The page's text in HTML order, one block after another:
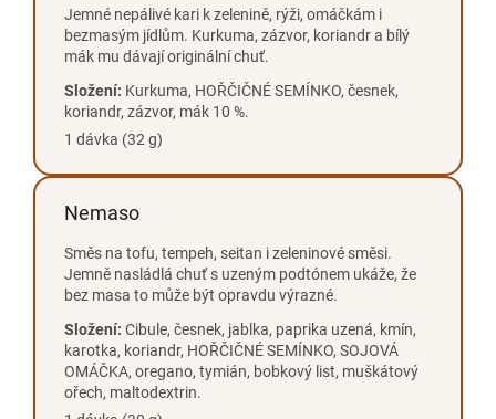
Jemné nepálivé kari k zelenině, rýži, omáčkám i
bezmasým jídlům. Kurkuma, zázvor, koriandr a bílý
mák mu dávají originální chuť.
Složení: Kurkuma, HOŘČIČNÉ SEMÍNKO, česnek,
koriandr, zázvor, mák 10 %.
1 dávka (32 g)
Nemaso
Směs na tofu, tempeh, seitan i zeleninové směsi.
Jemně nasládlá chuť s uzeným podtónem ukáže, že
bez masa to může být opravdu výrazné.
Složení: Cibule, česnek, jablka, paprika uzená, kmín,
karotka, koriandr, HOŘČIČNÉ SEMÍNKO, SOJOVÁ
OMÁČKA, oregano, tymián, bobkový list, muškátový
ořech, maltodextrin.